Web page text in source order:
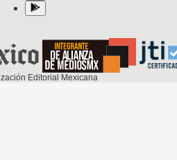
Editorial Mexicana